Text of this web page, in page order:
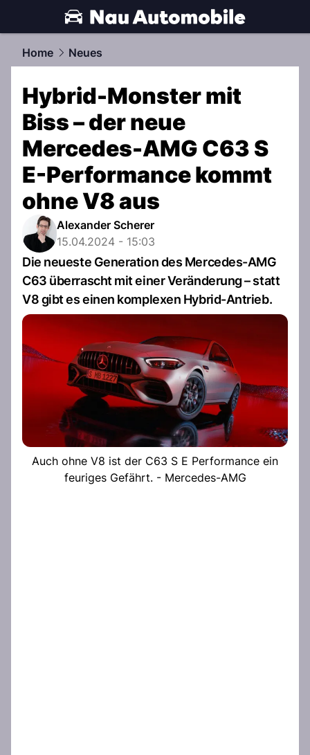
automobile.NAU.ch
Home Neues
Hybrid-Monster mit
Biss – der neue
Mercedes-AMG C63 S
E-Performance kommt
ohne V8 aus
Alexander Scherer
15.04.2024 - 15:03
Die neueste Generation des Mercedes-AMG
C63 überrascht mit einer Veränderung – statt
V8 gibt es einen komplexen Hybrid-Antrieb.
Auch ohne V8 ist der C63 S E Performance ein
feuriges Gefährt. - Mercedes-AMG